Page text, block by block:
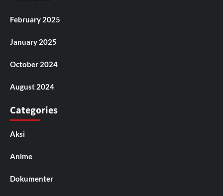
February 2025
January 2025
October 2024
August 2024
Categories
Aksi
Anime
Dokumenter